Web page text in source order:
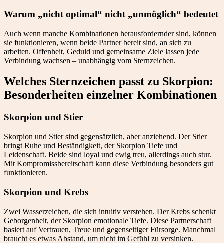
Warum „nicht optimal“ nicht „unmöglich“ bedeutet
Auch wenn manche Kombinationen herausfordernder sind, können
sie funktionieren, wenn beide Partner bereit sind, an sich zu
arbeiten. Offenheit, Geduld und gemeinsame Ziele lassen jede
Verbindung wachsen – unabhängig vom Sternzeichen.
Welches Sternzeichen passt zu Skorpion:
Besonderheiten einzelner Kombinationen
Skorpion und Stier
Skorpion und Stier sind gegensätzlich, aber anziehend. Der Stier
bringt Ruhe und Beständigkeit, der Skorpion Tiefe und
Leidenschaft. Beide sind loyal und ewig treu, allerdings auch stur.
Mit Kompromissbereitschaft kann diese Verbindung besonders gut
funktionieren.
Skorpion und Krebs
Zwei Wasserzeichen, die sich intuitiv verstehen. Der Krebs schenkt
Geborgenheit, der Skorpion emotionale Tiefe. Diese Partnerschaft
basiert auf Vertrauen, Treue und gegenseitiger Fürsorge. Manchmal
braucht es etwas Abstand, um nicht im Gefühl zu versinken.